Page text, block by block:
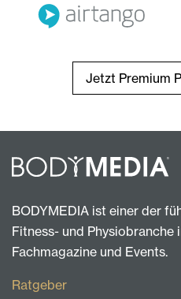
Jetzt Premium
BODYMEDIA ist einer der
Fitness- und Physiobranche
Fachmagazine und Events.
Ratgeber